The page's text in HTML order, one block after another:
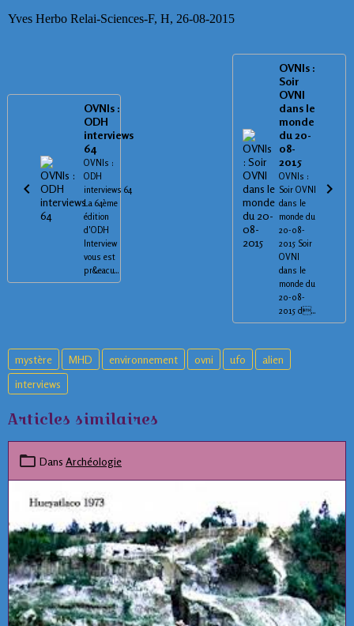
Yves Herbo Relai-Sciences-F, H, 26-08-2015
OVNIs :
ODH
interviews
64
OVNIs :
ODH
interviews 64
La 64ème
édition
d'ODH
Interview
vous est
pr&eacu...
OVNIs :
Soir
OVNI
dans le
monde
du 20-
08-
2015
OVNIs :
Soir OVNI
dans le
monde du
20-08-
2015 Soir
OVNI
dans le
monde du
20-08-
2015 d...
mystère MHD environnement ovni ufo
alien
interviews
Articles similaires
Dans Archéologie